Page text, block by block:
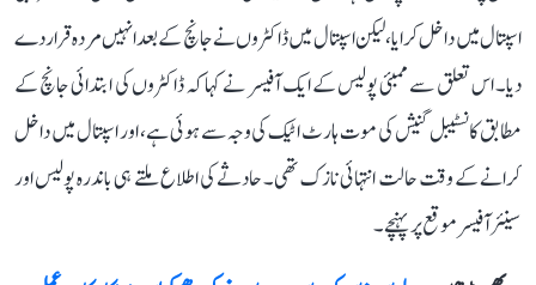
اسپتال میں داخل کرایا، لیکن اسپتال میں ڈاکٹروں نے جانچ کے بعد انہیں مردہ قرار دے
دیا۔ اس تعلق سے ممبئی پولیس کے ایک آفیسر نے کہا کہ ڈاکٹروں کی ابتدائی جانچ کے
مطابق کانسٹیبل گنیش کی موت ہارٹ اٹیک کی وجہ سے ہوئی ہے، اور اسپتال میں داخل
کرانے کے وقت حالت انتہائی نازک تھی۔ حادثے کی اطلاع ملتے ہی باندرہ پولیس اور
سینئر آفیسر موقع پر پہنچے۔